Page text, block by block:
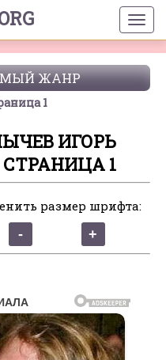
ЖАНР
1
ИГОРЬ
1
размер шрифта: